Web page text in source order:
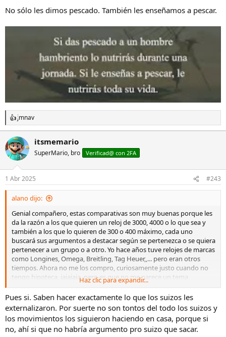
los europeos nos tomen por tontos, pero sobre todo me ha
cruzada contra China cuando somos los europeos los que hemos
creado China llevándonos allí nuestras fábricas y tecnología,
pensábamos engañarlos reduciendo costes pero cobrando más
caro para aumentar el beneficio, contaminado allí y no aquí, sin
sindicatos,....y al final China nos la ha clavado sin que nos
enterásemos. Hay que reconocerlo, lo han hecho muy bien y
nosotros mal, y ahora toca reinventar, pero sinceramente no se el
que. Por cierto, otro compañero comparó su Seiko MM300 con el
Heimdallr y no sale mal parado el Chino, lo dicho, hemos creado un
monstruo que como nos despistemos nos come.
No sólo les dimos pescado. También les enseñamos a pescar.
R
e
a
c
c
i
o
n
e
jmnav
itsmemario
SuperMario, bro Verificad@ con 2FA
1 Abr 2025 #243
alano dijo:
Genial compañero, estas comparativas son muy buenas porque les
da la razón a los que quieren un reloj de 3000, 4000 o lo que sea y
también a los que lo quieren de 300 o 400 máximo, cada uno
buscará sus argumentos a destacar según se pertenezca o se quiera
pertenecer a un grupo o a otro. Yo hace años tuve relojes de marcas
como Longines, Omega, Breitling, Tag Heuer,,... pero eran otros
tiempos. Ahora no me los compro, curiosamente justo cuando no
tengo hipoteca, jajajaja, pero es que no me parece un tema
económico, aunque sí, es importante y llama mucho la atención las
diferencias de precio, pero como consumidor europeo me siento
engañado, y ahora no hablo solo de relojes, por ejemplo cuanto
cuesta un Honda en España y en EEUU?, Y un Iphone ?, y cuanto
cuesta un Tesla en China y en España?. Ya me he cansado de que a
los europeos nos tomen por tontos, pero sobre todo me ha
Haz clic para expandir...
Pues si. Saben hacer exactamente lo que los suizos les
externalizaron. Por suerte no son tontos del todo los suizos y
los movimientos los siguieron haciendo en casa, porque si
no, ahí si que no habría argumento pro suizo que sacar.